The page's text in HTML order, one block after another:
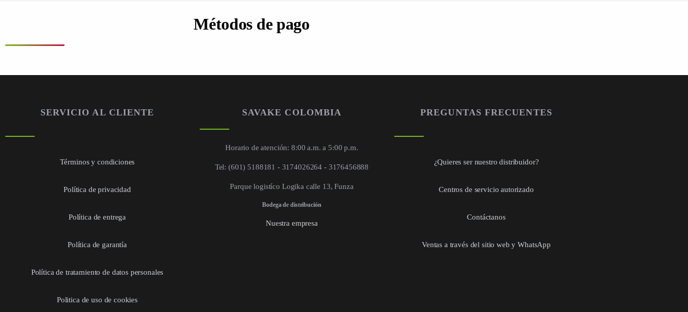
Métodos de pago
SERVICIO AL CLIENTE
Términos y condiciones
Política de privacidad
Política de entrega
Política de garantía
Política de tratamiento de datos personales
Politica de uso de cookies
SAVAKE COLOMBIA
Horario de atención: 8:00 a.m. a 5:00 p.m.
Tel: (601) 5188181 - 3174026264 - 3176456888
Parque logistíco Logika calle 13, Funza
Bodega de distribución
Nuestra empresa
PREGUNTAS FRECUENTES
¿Quieres ser nuestro distribuidor?
Centros de servicio autorizado
Contáctanos
Ventas a través del sitio web y WhatsApp